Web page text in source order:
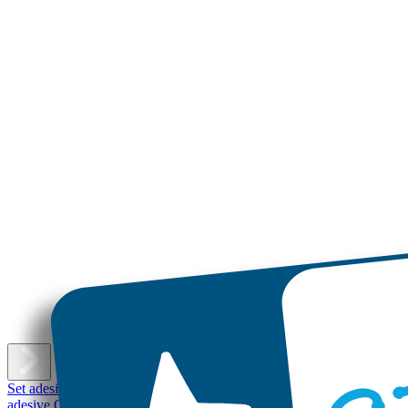
Set adesivi con nome Etichette adesive piccole Etichette adesive
adesive Grandi
Etichette per scarpe